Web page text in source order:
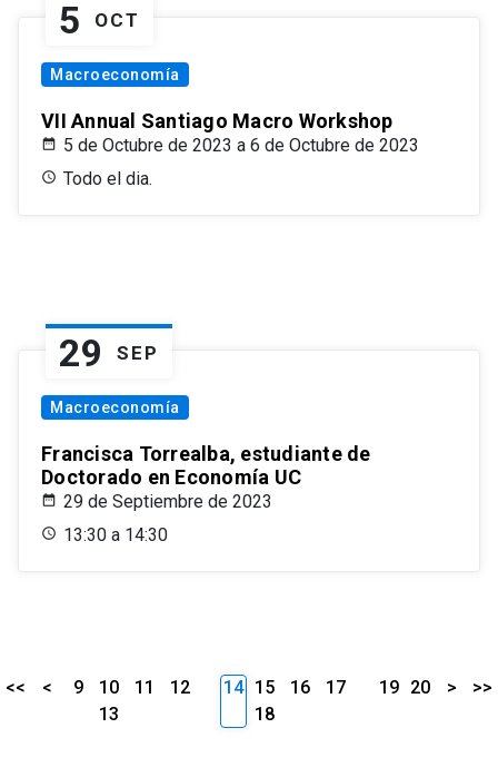
5 OCT
Macroeconomía
VII Annual Santiago Macro Workshop
5 de Octubre de 2023 a 6 de Octubre de 2023
Todo el dia.
29 SEP
Macroeconomía
Francisca Torrealba, estudiante de
Doctorado en Economía UC
29 de Septiembre de 2023
13:30 a 14:30
<< < 9 10 11
12
13
14 15 16
17
18
19 20 > >>